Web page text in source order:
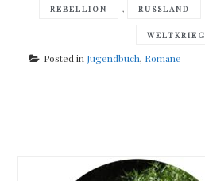
REBELLION , RUSSLAND
WELTKRIEG
Posted in Jugendbuch, Romane
navigation